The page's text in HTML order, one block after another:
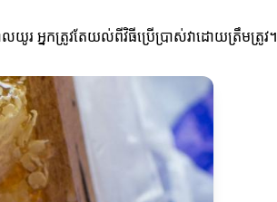
យូរ អ្នកត្រូវតែយល់ពីវិធីប្រើប្រាស់វាដោយត្រឹមត្រូវ។